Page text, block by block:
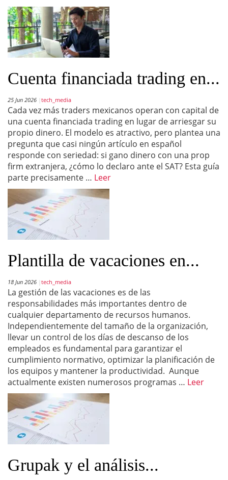
Cuenta financiada trading en...
25 Jun 2026 tech_media
Cada vez más traders mexicanos operan con capital de
una cuenta financiada trading en lugar de arriesgar su
propio dinero. El modelo es atractivo, pero plantea una
pregunta que casi ningún artículo en español
responde con seriedad: si gano dinero con una prop
firm extranjera, ¿cómo lo declaro ante el SAT? Esta guía
parte precisamente … Leer
Plantilla de vacaciones en...
18 Jun 2026 tech_media
La gestión de las vacaciones es de las
responsabilidades más importantes dentro de
cualquier departamento de recursos humanos.
Independientemente del tamaño de la organización,
llevar un control de los días de descanso de los
empleados es fundamental para garantizar el
cumplimiento normativo, optimizar la planificación de
los equipos y mantener la productividad. Aunque
actualmente existen numerosos programas … Leer
Grupak y el análisis...